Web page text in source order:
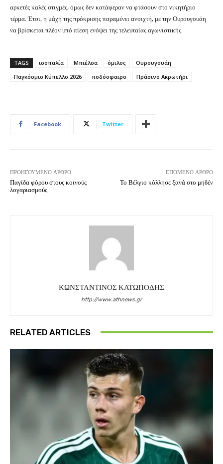
αρκετές καλές στιγμές, όμως δεν κατάφεραν να φτάσουν στο νικητήριο
τέρμα. Έτσι, η μάχη της πρόκρισης παραμένει ανοιχτή, με την Ουρουγουάη
να βρίσκεται πλέον υπό πίεση ενόψει της τελευταίας αγωνιστικής.
TAGS ισοπαλία Μπιέλσα όμιλος
Ουρουγουάη
Παγκόσμιο Κύπελλο 2026
ποδόσφαιρο Πράσινο Ακρωτήρι
Facebook Twitter
ΠΡΟΗΓΟΎΜΕΝΟ ΆΡΘΡΟ
Παγίδα φόρου στους κοινούς
λογαριασμούς
ΕΠΌΜΕΝΟ ΆΡΘΡΟ
Το Βέλγιο κόλλησε ξανά στο μηδέν
ΚΩΝΣΤΑΝΤΙΝΟΣ ΚΑΤΩΠΟΔΗΣ
http://www.athnews.gr
RELATED ARTICLES